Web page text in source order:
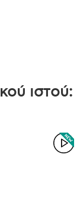
ιστού: